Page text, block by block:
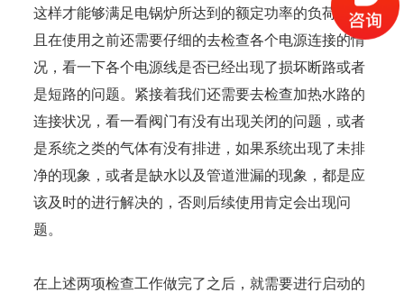
这样才能够满足电锅炉所达到的额定功率的负荷，并
且在使用之前还需要仔细的去检查各个电源连接的情
况，看一下各个电源线是否已经出现了损坏断路或者
是短路的问题。紧接着我们还需要去检查加热水路的
连接状况，看一看阀门有没有出现关闭的问题，或者
是系统之类的气体有没有排进，如果系统出现了未排
净的现象，或者是缺水以及管道泄漏的现象，都是应
该及时的进行解决的，否则后续使用肯定会出现问
题。
在上述两项检查工作做完了之后，就需要进行启动的